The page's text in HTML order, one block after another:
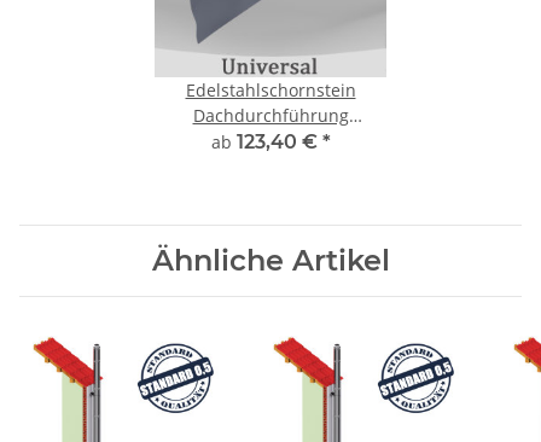
Edelstahlschornstein
Dachdurchführung
Edelstahl/Blei 20 - 35°
ab 123,40 € *
Ähnliche Artikel